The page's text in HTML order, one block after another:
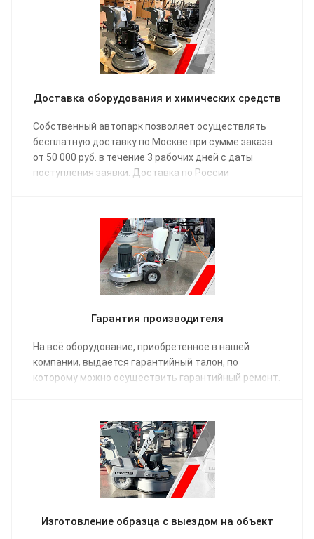
Доставка оборудования и химических средств
Собственный автопарк позволяет осуществлять
бесплатную доставку по Москве при сумме заказа
от 50 000 руб. в течение 3 рабочих дней с даты
поступления заявки. Доставка по России
Гарантия производителя
На всё оборудование, приобретенное в нашей
компании, выдается гарантийный талон, по
которому можно осуществить гарантийный ремонт.
Изготовление образца с выездом на объект